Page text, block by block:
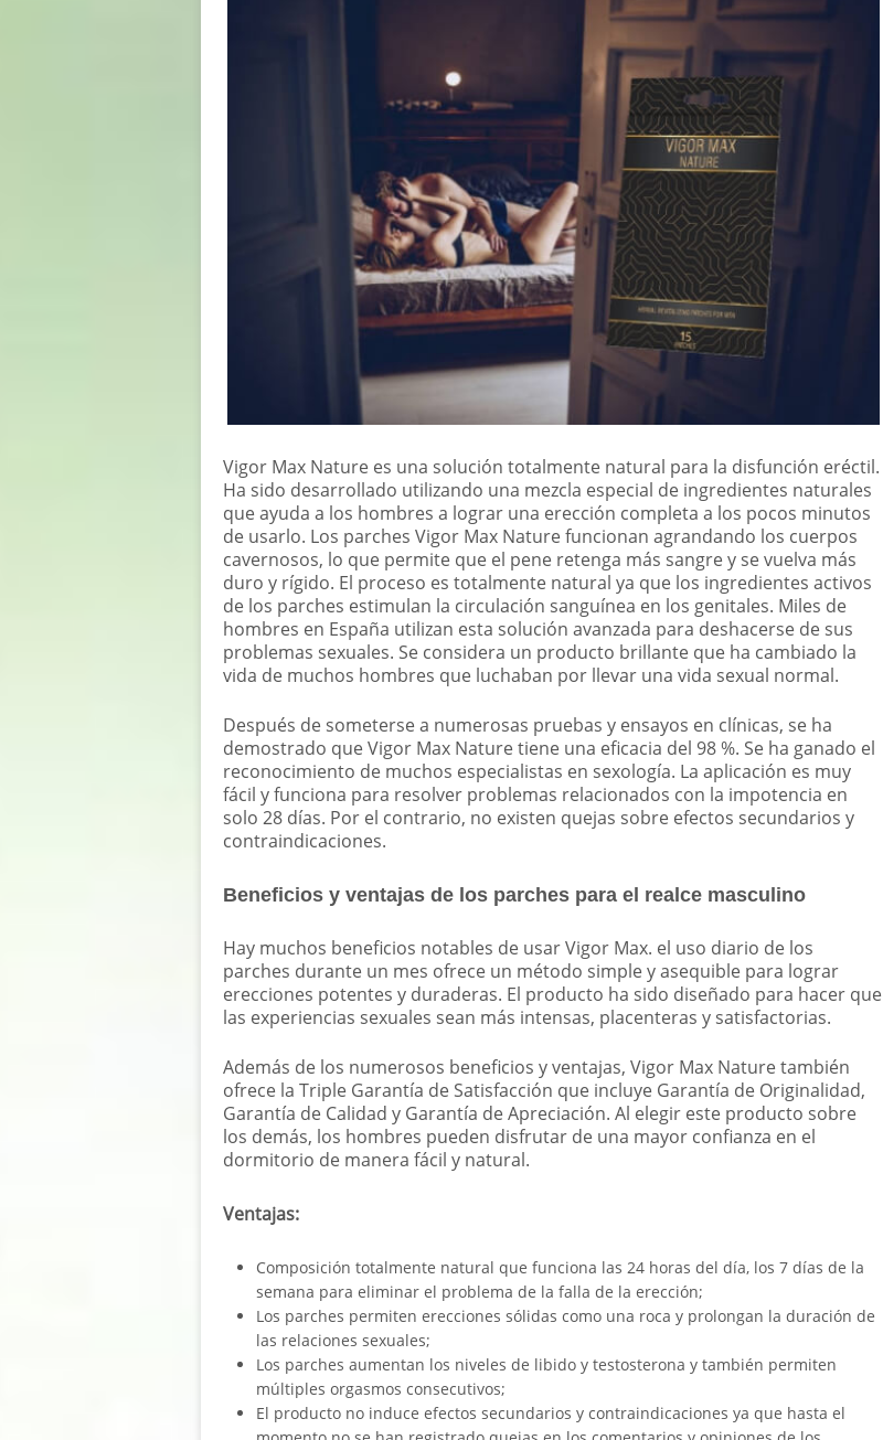
Vigor Max Nature es una solución totalmente natural para la disfunción eréctil.
Ha sido desarrollado utilizando una mezcla especial de ingredientes naturales
que ayuda a los hombres a lograr una erección completa a los pocos minutos
de usarlo. Los parches Vigor Max Nature funcionan agrandando los cuerpos
cavernosos, lo que permite que el pene retenga más sangre y se vuelva más
duro y rígido. El proceso es totalmente natural ya que los ingredientes activos
de los parches estimulan la circulación sanguínea en los genitales. Miles de
hombres en España utilizan esta solución avanzada para deshacerse de sus
problemas sexuales. Se considera un producto brillante que ha cambiado la
vida de muchos hombres que luchaban por llevar una vida sexual normal.
Después de someterse a numerosas pruebas y ensayos en clínicas, se ha
demostrado que Vigor Max Nature tiene una eficacia del 98 %. Se ha ganado el
reconocimiento de muchos especialistas en sexología. La aplicación es muy
fácil y funciona para resolver problemas relacionados con la impotencia en
solo 28 días. Por el contrario, no existen quejas sobre efectos secundarios y
contraindicaciones.
Beneficios y ventajas de los parches para el realce masculino
Hay muchos beneficios notables de usar Vigor Max. el uso diario de los
parches durante un mes ofrece un método simple y asequible para lograr
erecciones potentes y duraderas. El producto ha sido diseñado para hacer que
las experiencias sexuales sean más intensas, placenteras y satisfactorias.
Además de los numerosos beneficios y ventajas, Vigor Max Nature también
ofrece la Triple Garantía de Satisfacción que incluye Garantía de Originalidad,
Garantía de Calidad y Garantía de Apreciación. Al elegir este producto sobre
los demás, los hombres pueden disfrutar de una mayor confianza en el
dormitorio de manera fácil y natural.
Ventajas:
Composición totalmente natural que funciona las 24 horas del día, los 7 días de la
semana para eliminar el problema de la falla de la erección;
Los parches permiten erecciones sólidas como una roca y prolongan la duración de
las relaciones sexuales;
Los parches aumentan los niveles de libido y testosterona y también permiten
múltiples orgasmos consecutivos;
El producto no induce efectos secundarios y contraindicaciones ya que hasta el